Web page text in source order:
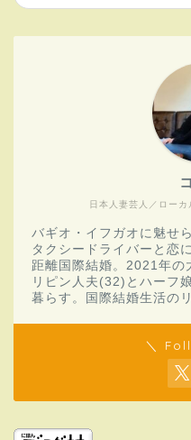
日本人妻芸人／ロー
バギオ・イフガオに魅せ
タクシードライバーと恋
距離国際結婚。2021年の
リピン人夫(32)とハーフ
暮らす。国際結婚生活の
＼